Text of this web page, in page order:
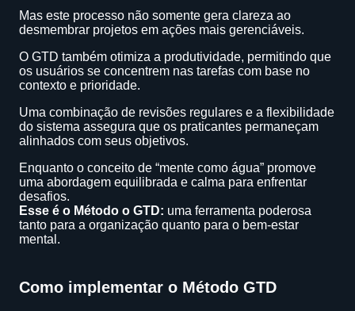
Mas este processo não somente gera clareza ao
desmembrar projetos em ações mais gerenciáveis.
O GTD também otimiza a produtividade, permitindo que
os usuários se concentrem nas tarefas com base no
contexto e prioridade.
Uma combinação de revisões regulares e a flexibilidade
do sistema assegura que os praticantes permaneçam
alinhados com seus objetivos.
Enquanto o conceito de “mente como água” promove
uma abordagem equilibrada e calma para enfrentar
desafios.
Esse é o Método o GTD: uma ferramenta poderosa
tanto para a organização quanto para o bem-estar
mental.
Como implementar o Método GTD